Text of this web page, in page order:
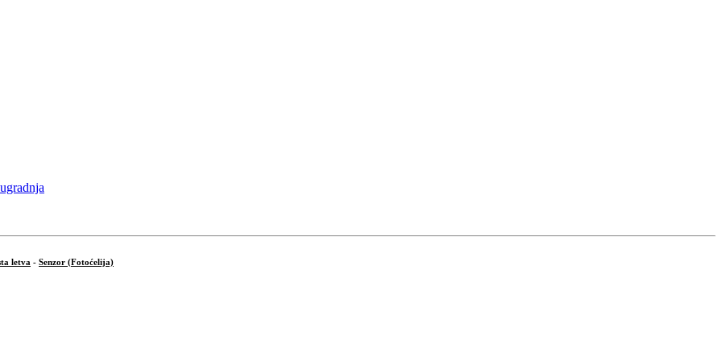
letva - Senzor (Fotoćelija)